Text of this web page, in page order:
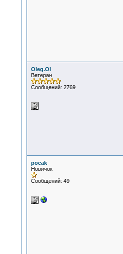
Oleg.Ol
Ветеран
Сообщений: 2769
pocak
Новичок
Сообщений: 49